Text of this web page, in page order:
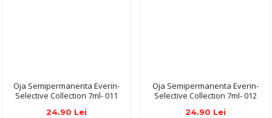
Oja Semipermanenta Everin-
Selective Collection 7ml- 011
24.90 Lei
Oja Semipermanenta Everin-
Selective Collection 7ml- 012
24.90 Lei